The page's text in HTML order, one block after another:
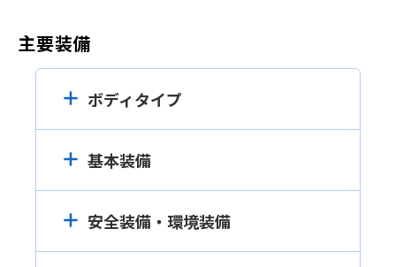
主要装備
ボディタイプ
基本装備
安全装備・環境装備